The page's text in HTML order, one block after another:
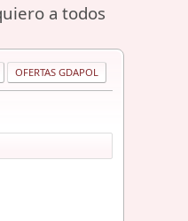
a todos
OFERTAS GDAPOL